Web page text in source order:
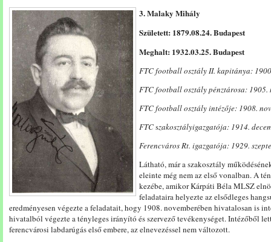
3. Malaky Mihály
Született: 1879.08.24. Budapest
Meghalt: 1932.03.25. Budapest
FTC football osztály II. kapitánya:
FTC football osztály pénztárosa: 1905.
FTC football osztály intézője: 1908.
FTCszakosztályigazgatója: 1914.
Ferencváros Rt. igazgatója: 1929.
Látható, már a szakosztály
eleinte még nem az első vonalban. A
kezébe, amikor Kárpáti Béla MLSZ
feladataira helyezte az elsődleges
eredményesen végezte a feladatait, hogy 1908. novemberében hivatalosan is
hivatalból végezte a tényleges irányító és szervező tevékenységet. Intézőből
ferencvárosi labdarúgás első embere, az elnevezéssel nem változott.